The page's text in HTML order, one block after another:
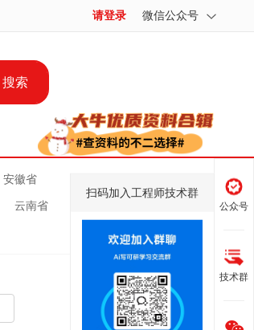
请登录 微信公众号
搜索
安徽省
云南省 公众号
技术群
扫码加入工程师技术群